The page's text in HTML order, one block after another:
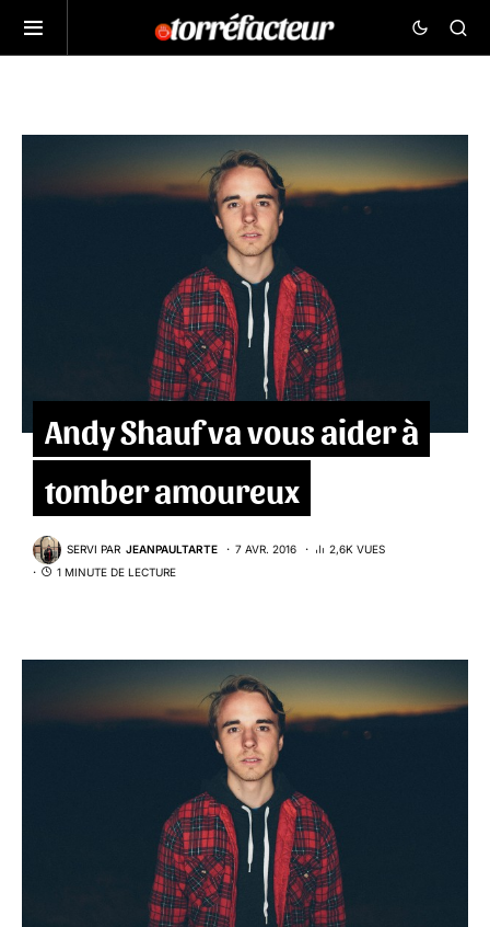
Andy Shauf va vous aider à
tomber amoureux
SERVI PAR JEANPAULTARTE 7 AVR. 2016
2,6K VUES
1 MINUTE DE LECTURE